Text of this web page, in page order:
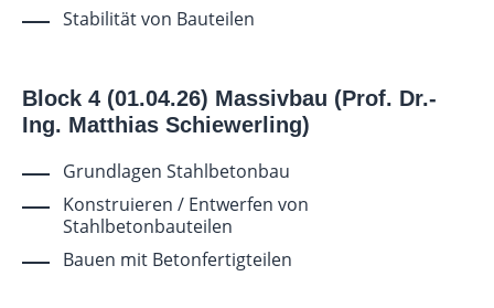
Stabilität von Bauteilen
Block 4 (01.04.26) Massivbau (Prof. Dr.-
Ing. Matthias Schiewerling)
Grundlagen Stahlbetonbau
Konstruieren / Entwerfen von
Stahlbetonbauteilen
Bauen mit Betonfertigteilen